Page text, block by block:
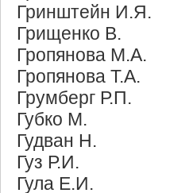
Гринштейн И.Я.
Грищенко В.
Гропянова М.А.
Гропянова Т.А.
Грумберг Р.П.
Губко М.
Гудван Н.
Гуз Р.И.
Гула Е.И.